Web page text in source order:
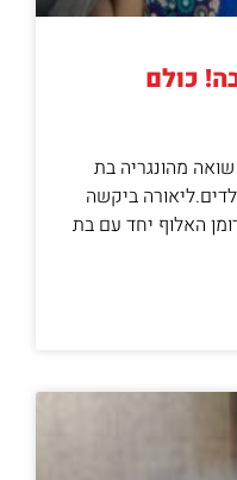
כולם
שואה מהונגריה בת
ביקשה
האלוף יחד עם בת